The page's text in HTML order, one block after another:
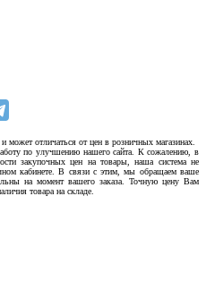
может отличаться от цен в розничных магазинах.
по улучшению нашего сайта. К сожалению, в
закупочных цен на товары, наша система не
кабинете. В связи с этим, мы обращаем ваше
на момент вашего заказа. Точную цену Вам
товара на складе.